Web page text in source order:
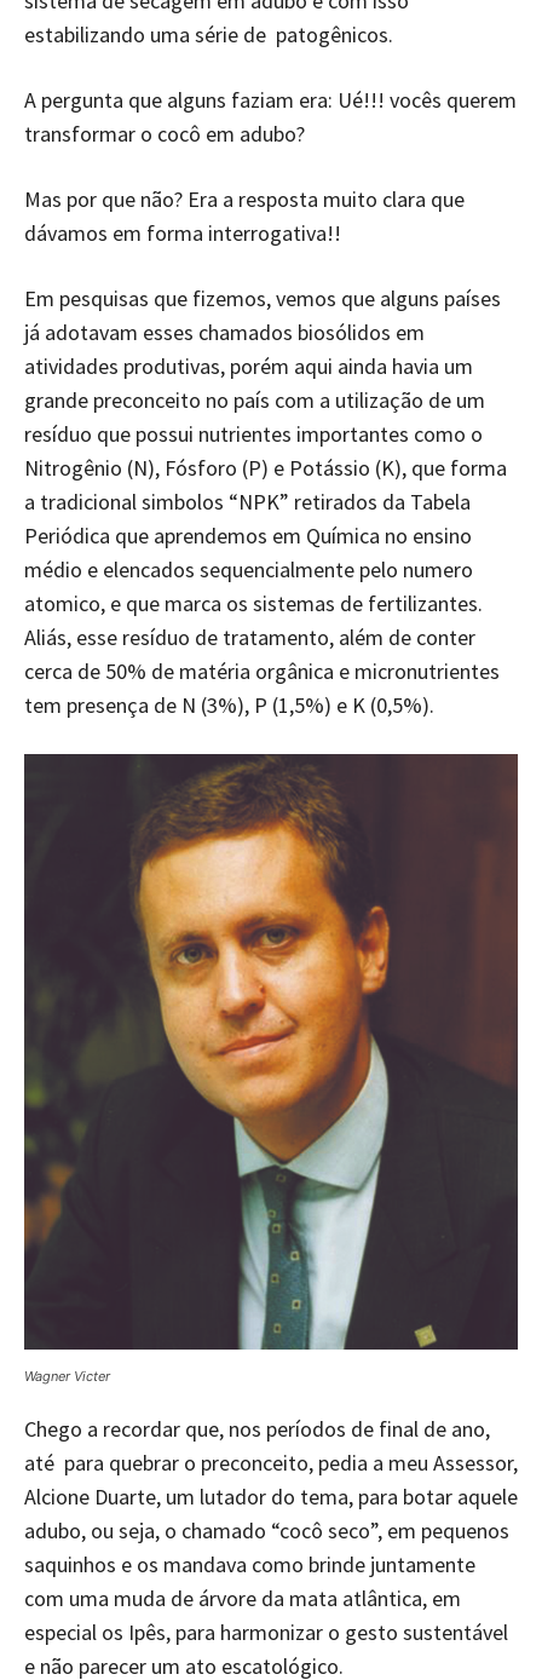
estabilizando uma série de patogênicos.
A pergunta que alguns faziam era: Ué!!! vocês querem
transformar o cocô em adubo?
Mas por que não? Era a resposta muito clara que
dávamos em forma interrogativa!!
Em pesquisas que fizemos, vemos que alguns países
já adotavam esses chamados biosólidos em
atividades produtivas, porém aqui ainda havia um
grande preconceito no país com a utilização de um
resíduo que possui nutrientes importantes como o
Nitrogênio (N), Fósforo (P) e Potássio (K), que forma
a tradicional simbolos “NPK” retirados da Tabela
Periódica que aprendemos em Química no ensino
médio e elencados sequencialmente pelo numero
atomico, e que marca os sistemas de fertilizantes.
Aliás, esse resíduo de tratamento, além de conter
cerca de 50% de matéria orgânica e micronutrientes
tem presença de N (3%), P (1,5%) e K (0,5%).
Wagner Victer
Chego a recordar que, nos períodos de final de ano,
até para quebrar o preconceito, pedia a meu Assessor,
Alcione Duarte, um lutador do tema, para botar aquele
adubo, ou seja, o chamado “cocô seco”, em pequenos
saquinhos e os mandava como brinde juntamente
com uma muda de árvore da mata atlântica, em
especial os Ipês, para harmonizar o gesto sustentável
e não parecer um ato escatológico.